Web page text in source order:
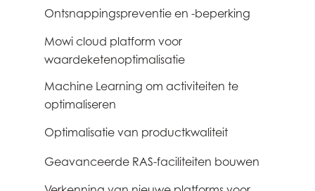
Mowi Global
Asia
Mowi Japan
Mowi Korea
Ontsnappingspreventie en -beperking
Mowi cloud platform voor
waardeketenoptimalisatie
Machine Learning om activiteiten te
optimaliseren
Optimalisatie van productkwaliteit
Geavanceerde RAS-faciliteiten bouwen